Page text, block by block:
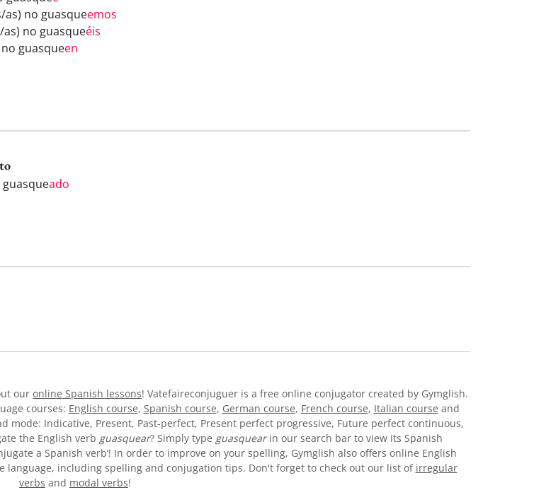
no guasqueemos
no guasqueéis
guasqueen
ado
our online Spanish lessons! Vatefaireconjuguer is a free online conjugator created by Gymglish.
courses: English course, Spanish course, German course, French course, Italian course and
mode: Indicative, Present, Past-perfect, Present perfect progressive, Future perfect continuous,
the English verb guasquear? Simply type guasquearin our search bar to view its Spanish
a Spanish verb’! In order to improve on your spelling, Gymglish also offers online English
language, including spelling and conjugation tips. Don't forget to check out our list of irregular
verbs and modal verbs!